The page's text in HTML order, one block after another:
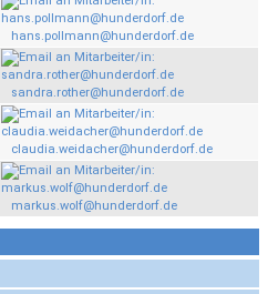
hans.pollmann@hunderdorf.de
sandra.rother@hunderdorf.de
claudia.weidacher@hunderdorf.de
markus.wolf@hunderdorf.de